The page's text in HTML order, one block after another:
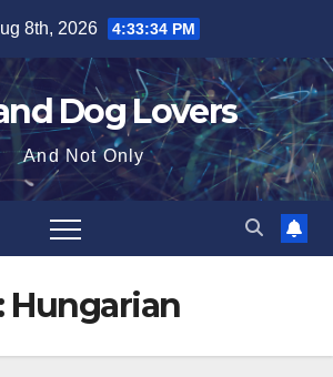
8th, 2026 4:33:36 PM
Dog Lovers
And Not Only
Hungarian